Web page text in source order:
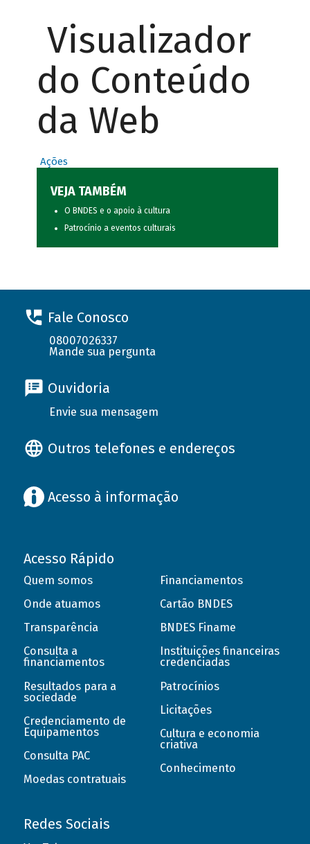
Visualizador
do Conteúdo
da Web
Ações
VEJA TAMBÉM
O BNDES e o apoio à cultura
Patrocínio a eventos culturais
Fale Conosco
08007026337
Mande sua pergunta
Ouvidoria
Envie sua mensagem
Outros telefones e endereços
Acesso à informação
Acesso Rápido
Quem somos
Onde atuamos
Transparência
Consulta a
financiamentos
Resultados para a
sociedade
Credenciamento de
Equipamentos
Consulta PAC
Moedas contratuais
Financiamentos
Cartão BNDES
BNDES Finame
Instituições financeiras
credenciadas
Patrocínios
Licitações
Cultura e economia
criativa
Conhecimento
Redes Sociais